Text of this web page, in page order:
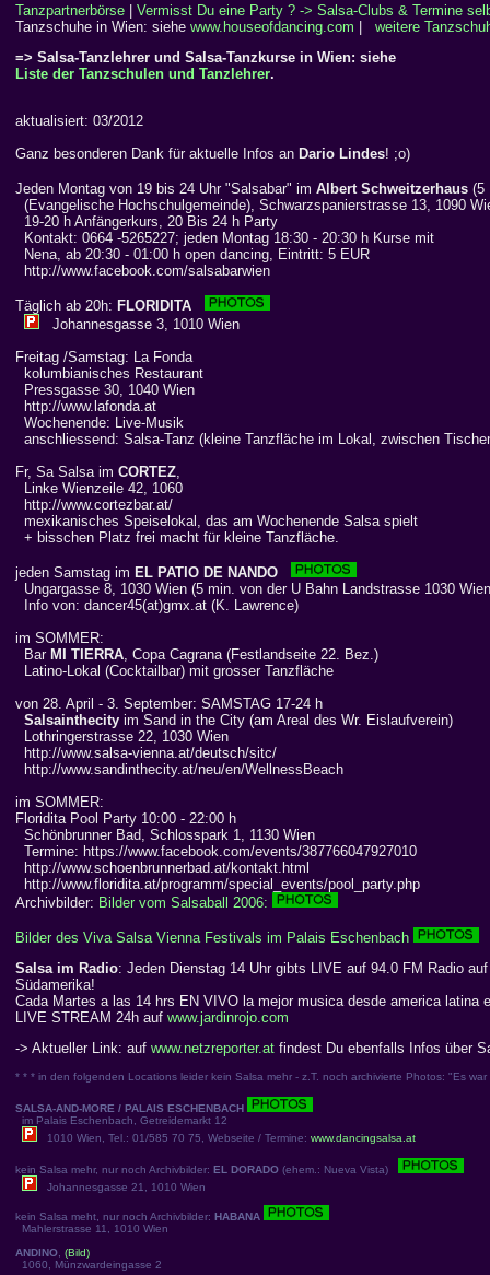
Tanzpartnerbörse
Vermisst Du eine Party ? -> Salsa-Clubs & Termine
Tanzschuhe in Wien: siehe www.houseofdancing.com
weitere
=> Salsa-Tanzlehrer und Salsa-Tanzkurse in Wien: siehe
Liste der Tanzschulen und Tanzlehrer.
aktualisiert: 03/2012
Ganz besonderen Dank für aktuelle Infos an Dario Lindes! ;o)
Jeden Montag von 19 bis 24 Uhr "Salsabar" im Albert Schweitzerhaus
(Evangelische Hochschulgemeinde), Schwarzspanierstrasse 13, 1090
19-20 h Anfängerkurs, 20 Bis 24 h Party
Kontakt: 0664 -5265227; jeden Montag 18:30 - 20:30 h Kurse mit
Nena, ab 20:30 - 01:00 h open dancing, Eintritt: 5 EUR
http://www.facebook.com/salsabarwien
Täglich ab 20h: FLORIDITA
Johannesgasse 3, 1010 Wien
Freitag /Samstag: La Fonda
kolumbianisches Restaurant
Pressgasse 30, 1040 Wien
http://www.lafonda.at
Wochenende: Live-Musik
anschliessend: Salsa-Tanz (kleine Tanzfläche im Lokal, zwischen
Fr, Sa Salsa im CORTEZ,
Linke Wienzeile 42, 1060
http://www.cortezbar.at/
mexikanisches Speiselokal, das am Wochenende Salsa spielt
+ bisschen Platz frei macht für kleine Tanzfläche.
jeden Samstag im EL PATIO DE NANDO
Ungargasse 8, 1030 Wien (5 min. von der U Bahn Landstrasse 1030
Info von: dancer45(at)gmx.at (K. Lawrence)
im SOMMER:
Bar MI TIERRA, Copa Cagrana (Festlandseite 22. Bez.)
Latino-Lokal (Cocktailbar) mit grosser Tanzfläche
von 28. April - 3. September: SAMSTAG 17-24 h
Salsainthecity im Sand in the City (am Areal des Wr. Eislaufverein)
Lothringerstrasse 22, 1030 Wien
http://www.salsa-vienna.at/deutsch/sitc/
http://www.sandinthecity.at/neu/en/WellnessBeach
im SOMMER:
Floridita Pool Party 10:00 - 22:00 h
Schönbrunner Bad, Schlosspark 1, 1130 Wien
Termine: https://www.facebook.com/events/387766047927010
http://www.schoenbrunnerbad.at/kontakt.html
http://www.floridita.at/programm/special_events/pool_party.php
Archivbilder: Bilder vom Salsaball 2006:
Bilder des Viva Salsa Vienna Festivals im Palais Eschenbach
Salsa im Radio: Jeden Dienstag 14 Uhr gibts LIVE auf 94.0 FM Radio
Südamerika!
Cada Martes a las 14 hrs EN VIVO la mejor musica desde america latina
LIVE STREAM 24h auf www.jardinrojo.com
-> Aktueller Link: auf www.netzreporter.at findest Du ebenfalls Infos über
* * * in den folgenden Locations leider kein Salsa mehr - z.T. noch archivierte Photos: "Es war
SALSA-AND-MORE / PALAIS ESCHENBACH
im Palais Eschenbach, Getreidemarkt 12
1010 Wien, Tel.: 01/585 70 75, Webseite / Termine: www.dancingsalsa.at
kein Salsa mehr, nur noch Archivbilder: EL DORADO (ehem.: Nueva Vista)
Johannesgasse 21, 1010 Wien
kein Salsa meht, nur noch Archivbilder: HABANA
Mahlerstrasse 11, 1010 Wien
ANDINO, (Bild)
1060, Münzwardeingasse 2